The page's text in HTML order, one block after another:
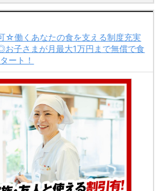
☆働くあなたの食を支える制度充実
子さまが月最大1万円まで無償で食
ート！